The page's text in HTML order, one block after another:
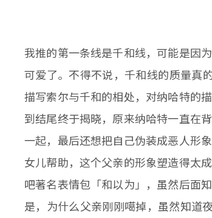
我推的第一条线是千和线，可能是因
可爱了。不得不说，千和线的质量真
描写索尔与千和的相处，对纳哈特的
到结尾终于揭晓，原来纳哈特一直在
一起，最后还想把自己伪装成恶人形
女儿帮助，这个父亲的形象塑造得太
吧著名表情包「和以为」，虽然后面
是，为什么父亲刚刚噶掉，虽然知道